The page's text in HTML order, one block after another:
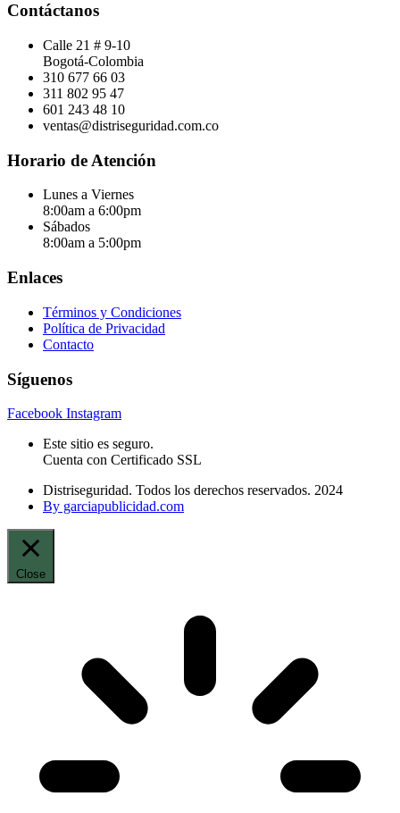
Contáctanos
Calle 21 # 9-10
Bogotá-Colombia
310 677 66 03
311 802 95 47
601 243 48 10
ventas@distriseguridad.com.co
Horario de Atención
Lunes a Viernes
8:00am a 6:00pm
Sábados
8:00am a 5:00pm
Enlaces
Términos y Condiciones
Política de Privacidad
Contacto
Síguenos
Facebook Instagram
Este sitio es seguro.
Cuenta con Certificado SSL
Distriseguridad. Todos los derechos reservados. 2024
By garciapublicidad.com
Close